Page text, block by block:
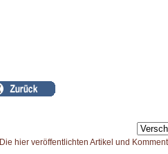
Die hier veröffentlichten Artikel und